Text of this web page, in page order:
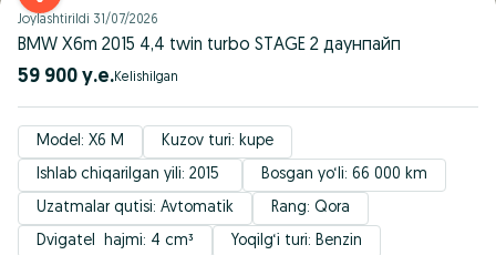
Joylashtirildi 31/07/2026
BMW X6m 2015 4,4 twin turbo STAGE 2 даунпайп
59 900 у.е.
Model: X6 M
Kuzov turi: kupe
Ishlab chiqarilgan yili: 2015
Bosgan yo‘li: 66 000 km
Uzatmalar qutisi: Avtomatik
Rang: Qora
Dvigatel  hajmi: 4 cm³
Yoqilg‘i turi: Benzin